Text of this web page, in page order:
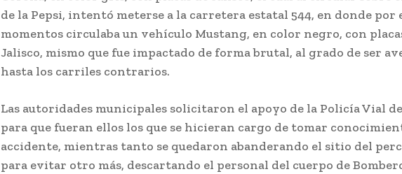
de la Pepsi, intentó meterse a la carretera estatal 544, en donde por
momentos circulaba un vehículo Mustang, en color negro, con
Jalisco, mismo que fue impactado de forma brutal, al grado de ser
hasta los carriles contrarios.
Las autoridades municipales solicitaron el apoyo de la Policía Vial
para que fueran ellos los que se hicieran cargo de tomar
accidente, mientras tanto se quedaron abanderando el sitio del
para evitar otro más, descartando el personal del cuerpo de